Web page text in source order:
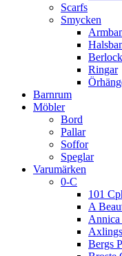
Scarfs
Smycken
Ringar
Barnrum
Möbler
Bord
Pallar
Soffor
Speglar
Varumärken
0-C
101
A
Bergs